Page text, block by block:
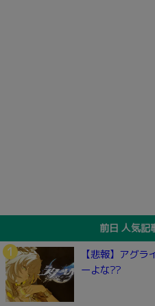
前日 人気記
【悲報】アグ
ーよな??